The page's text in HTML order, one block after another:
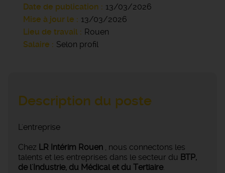
Date de publication
13/03/2026
Mise à jour le
13/03/2026
Lieu de travail
Rouen
Salaire
Selon profil
Description du poste
L'entreprise
Chez LR Intérim Rouen , nous connectons les
talents et les entreprises dans le secteur du BTP,
de l'Industrie, du Médical et du Tertiaire.